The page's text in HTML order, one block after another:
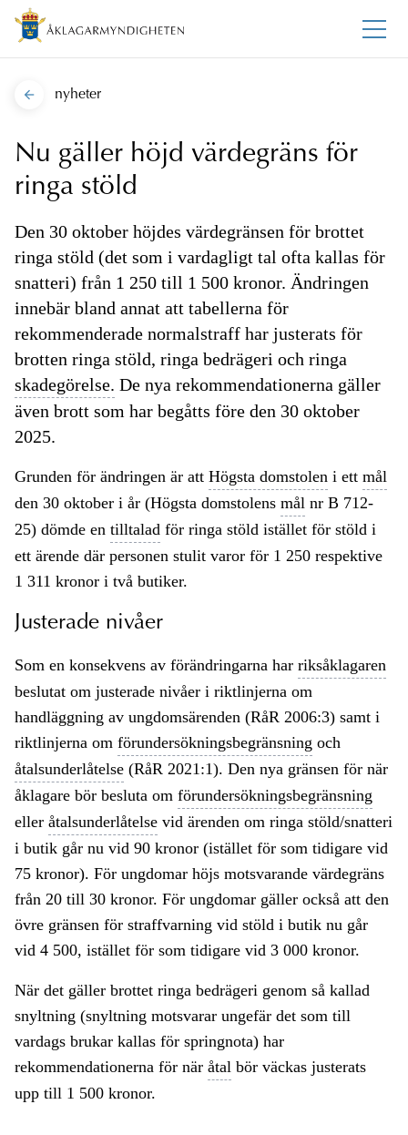
nyheter
Nu gäller höjd värdegräns för
ringa stöld
Den 30 oktober höjdes värdegränsen för brottet
ringa stöld (det som i vardagligt tal ofta kallas för
snatteri) från 1 250 till 1 500 kronor. Ändringen
innebär bland annat att tabellerna för
rekommenderade normalstraff har justerats för
brotten ringa stöld, ringa bedrägeri och ringa
skadegörelse. De nya rekommendationerna gäller
även brott som har begåtts före den 30 oktober
2025.
Grunden för ändringen är att Högsta domstolen i ett mål
den 30 oktober i år (Högsta domstolens mål nr B 712-
25) dömde en tilltalad för ringa stöld istället för stöld i
ett ärende där personen stulit varor för 1 250 respektive
1 311 kronor i två butiker.
Justerade nivåer
Som en konsekvens av förändringarna har riksåklagaren
beslutat om justerade nivåer i riktlinjerna om
handläggning av ungdomsärenden (RåR 2006:3) samt i
riktlinjerna om förundersökningsbegränsning och
åtalsunderlåtelse (RåR 2021:1). Den nya gränsen för när
åklagare bör besluta om förundersökningsbegränsning
eller åtalsunderlåtelse vid ärenden om ringa stöld/snatteri
i butik går nu vid 90 kronor (istället för som tidigare vid
75 kronor). För ungdomar höjs motsvarande värdegräns
från 20 till 30 kronor. För ungdomar gäller också att den
övre gränsen för straffvarning vid stöld i butik nu går
vid 4 500, istället för som tidigare vid 3 000 kronor.
När det gäller brottet ringa bedrägeri genom så kallad
snyltning (snyltning motsvarar ungefär det som till
vardags brukar kallas för springnota) har
rekommendationerna för när åtal bör väckas justerats
upp till 1 500 kronor.